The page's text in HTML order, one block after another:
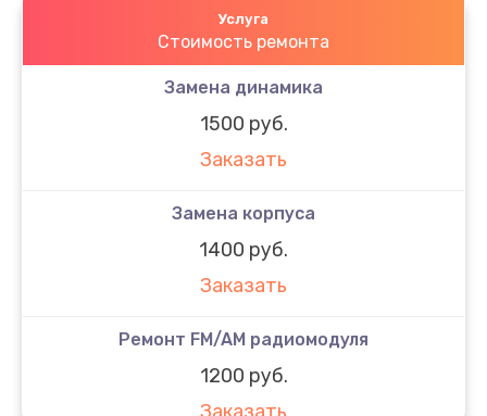
Услуга
Стоимость ремонта
Замена динамика
1500 руб.
Заказать
Замена корпуса
1400 руб.
Заказать
Ремонт FM/AM радиомодуля
1200 руб.